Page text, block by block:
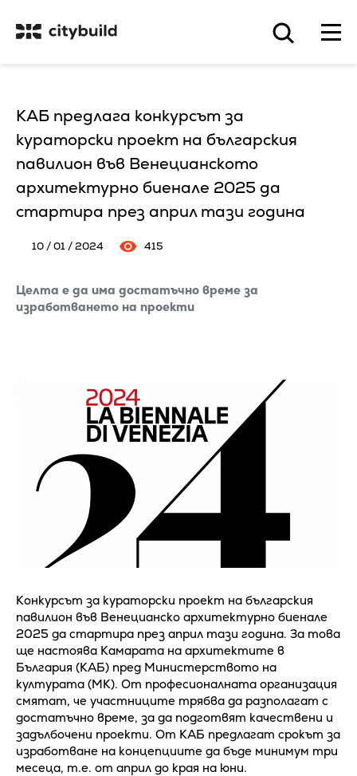
КАБ предлага конкурсът за
кураторски проект на българския
павилион във Венецианското
архитектурно биенале 2025 да
стартира през април тази година
10 / 01 / 2024 415
Целта е да има достатъчно време за
изработването на проекти
Конкурсът за кураторски проект на българския
павилион във Венецианско архитектурно биенале
2025 да стартира през април тази година. За това
ще настоява Камарата на архитектите в
България (КАБ) пред Министерството на
културата (МК). От професионалната организация
смятат, че участниците трябва да разполагат с
достатъчно време, за да подготвят качествени и
задълбочени проекти. От КАБ предлагат срокът за
изработване на концепциите да бъде минимум три
месеца, т.е. от април до края на юни.